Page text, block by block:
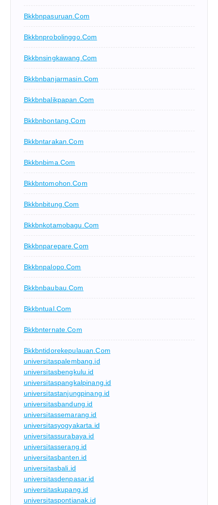
Bkkbnpasuruan.com
Bkkbnprobolinggo.com
Bkkbnsingkawang.com
Bkkbnbanjarmasin.com
Bkkbnbalikpapan.com
Bkkbnbontang.com
Bkkbntarakan.com
Bkkbnbima.com
Bkkbntomohon.com
Bkkbnbitung.com
Bkkbnkotamobagu.com
Bkkbnparepare.com
Bkkbnpalopo.com
Bkkbnbaubau.com
Bkkbntual.com
Bkkbnternate.com
Bkkbntidorekepulauan.com
universitaspalembang.id
universitasbengkulu.id
universitaspangkalpinang.id
universitastanjungpinang.id
universitasbandung.id
universitassemarang.id
universitasyogyakarta.id
universitassurabaya.id
universitasserang.id
universitasbanten.id
universitasbali.id
universitasdenpasar.id
universitaskupang.id
universitaspontianak.id